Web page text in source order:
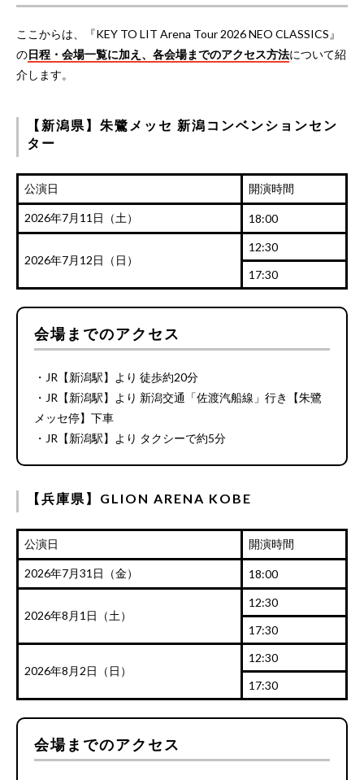
ここからは、『KEY TO LIT Arena Tour 2026 NEO CLASSICS』
の日程・会場一覧に加え、各会場までのアクセス方法について紹
介します。
【新潟県】朱鷺メッセ 新潟コンベンションセン
ター
公演日 開演時間
2026年7月11日（土） 18:00
2026年7月12日（日）
12:30
17:30
会場までのアクセス
・JR【新潟駅】より 徒歩約20分
・JR【新潟駅】より 新潟交通「佐渡汽船線」行き【朱鷺
メッセ停】下車
・JR【新潟駅】より タクシーで約5分
【兵庫県】GLION ARENA KOBE
公演日 開演時間
2026年7月31日（金） 18:00
2026年8月1日（土）
12:30
17:30
2026年8月2日（日）
12:30
17:30
会場までのアクセス